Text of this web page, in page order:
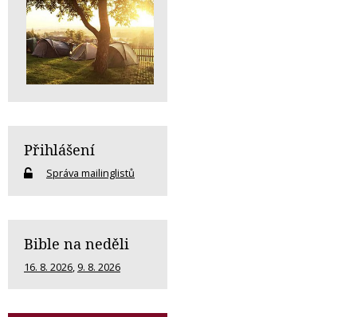
Přihlášení
Správa mailinglistů
Bible na neděli
16. 8. 2026, 9. 8. 2026